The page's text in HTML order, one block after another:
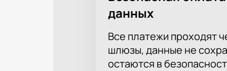
данных
Все платежи проходят
шлюзы, данные не
остаются в